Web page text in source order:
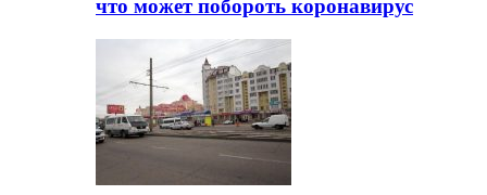
что может побороть коронавирус